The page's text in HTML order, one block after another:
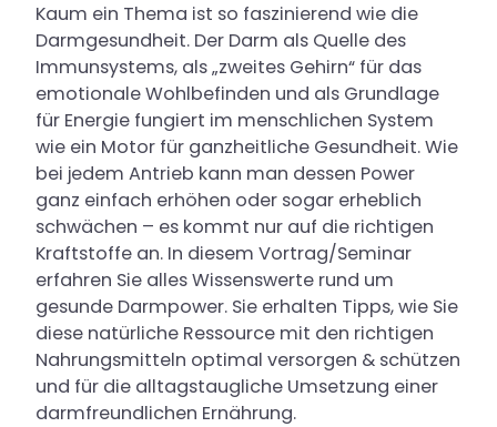
Kaum ein Thema ist so faszinierend wie die
Darmgesundheit. Der Darm als Quelle des
Immunsystems, als „zweites Gehirn“ für das
emotionale Wohlbefinden und als Grundlage
für Energie fungiert im menschlichen System
wie ein Motor für ganzheitliche Gesundheit. Wie
bei jedem Antrieb kann man dessen Power
ganz einfach erhöhen oder sogar erheblich
schwächen – es kommt nur auf die richtigen
Kraftstoffe an. In diesem Vortrag/Seminar
erfahren Sie alles Wissenswerte rund um
gesunde Darmpower. Sie erhalten Tipps, wie Sie
diese natürliche Ressource mit den richtigen
Nahrungsmitteln optimal versorgen & schützen
und für die alltagstaugliche Umsetzung einer
darmfreundlichen Ernährung.